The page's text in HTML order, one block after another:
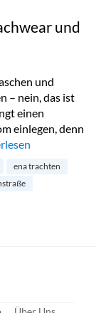
und
und
– nein, das ist
einen
einlegen, denn
Sale mit Uhlalá
ena trachten